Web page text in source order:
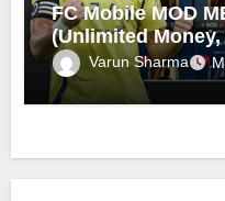
FC Mobile MOD
(Unlimited
Purchase) FC
Varun Sharma